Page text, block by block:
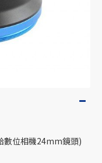
數位相機24mm鏡頭)